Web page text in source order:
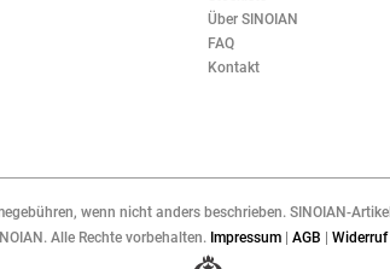
Über SINOIAN
FAQ
Kontakt
wenn nicht anders beschrieben. SINOIAN-
Alle Rechte vorbehalten. Impressum AGB Widerruf|